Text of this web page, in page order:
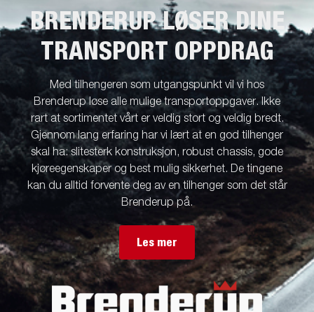
BRENDERUP LØSER DINE
TRANSPORT OPPDRAG
Med tilhengeren som utgangspunkt vil vi hos
Brenderup løse alle mulige transportoppgaver. Ikke
rart at sortimentet vårt er veldig stort og veldig bredt.
Gjennom lang erfaring har vi lært at en god tilhenger
skal ha: slitesterk konstruksjon, robust chassis, gode
kjøreegenskaper og best mulig sikkerhet. De tingene
kan du alltid forvente deg av en tilhenger som det står
Brenderup på.
Les mer